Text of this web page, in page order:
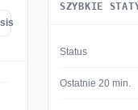
SZYBKIE
Status
Ostatnie 20 min.